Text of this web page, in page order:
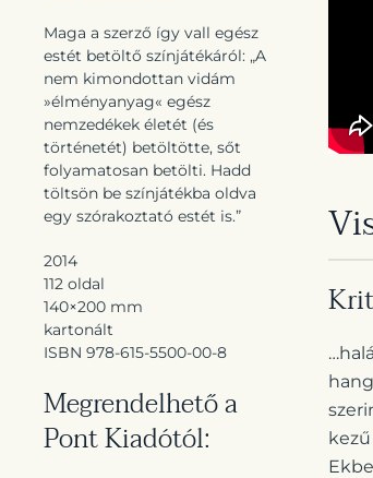
Maga a szerző így vall egész
estét betöltő színjátékáról: „A
nem kimondottan vidám
»élményanyag« egész
nemzedékek életét (és
történetét) betöltötte, sőt
folyamatosan betölti. Hadd
töltsön be színjátékba oldva
egy szórakoztató estét is.”
2014
112 oldal
140×200 mm
kartonált
ISBN 978-615-5500-00-8
Megrendelhető a
Pont Kiadótól: